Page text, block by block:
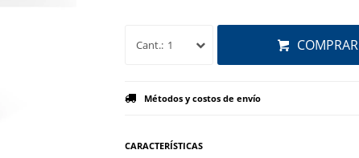
1 COMPRAR
Métodos y costos de envío
CARACTERÍSTICAS